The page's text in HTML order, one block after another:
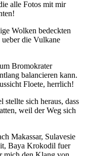
alle Fotos mit mir
Wolken bedeckten
die Vulkane
Bromokrater
balancieren kann.
Floete, herrlich!
stellte sich heraus, dass
weil der Weg sich
Makassar, Sulavesie
Baya Krokodil fuer